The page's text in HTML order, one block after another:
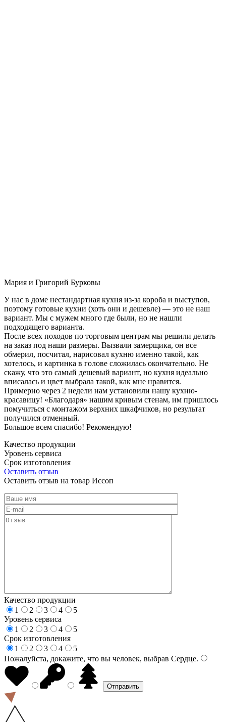
Мария и Григорий Бурковы
У нас в доме нестандартная кухня из-за короба и выступов,
поэтому готовые кухни (хоть они и дешевле) — это не наш
вариант. Мы с мужем много где были, но не нашли
подходящего варианта.
После всех походов по торговым центрам мы решили делать
на заказ под наши размеры. Вызвали замерщика, он все
обмерил, посчитал, нарисовал кухню именно такой, как
хотелось, и картинка в голове сложилась окончательно. Не
скажу, что это самый дешевый вариант, но кухня идеально
вписалась и цвет выбрала такой, как мне нравится.
Примерно через 2 недели нам установили нашу кухню-
красавицу! «Благодаря» нашим кривым стенам, им пришлось
помучиться с монтажом верхних шкафчиков, но результат
получился отменный.
Большое всем спасибо! Рекомендую!
Качество продукции
Уровень сервиса
Срок изготовления
Оставить отзыв
Оставить отзыв на товар Иссоп
Качество продукции
1
2 3 4
5
Уровень сервиса
1
2 3 4
5
Срок изготовления
1
2 3 4
5
Пожалуйста, докажите, что вы человек, выбрав Сердце.